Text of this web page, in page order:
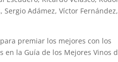
Sergio Adámez, Víctor Fernández,
premiar los mejores con los
la Guía de los Mejores Vinos